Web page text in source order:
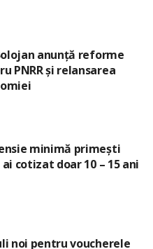
anunță reforme
PNRR și relansarea
minimă primești
ai cotizat doar 10 – 15 ani
noi pentru voucherele